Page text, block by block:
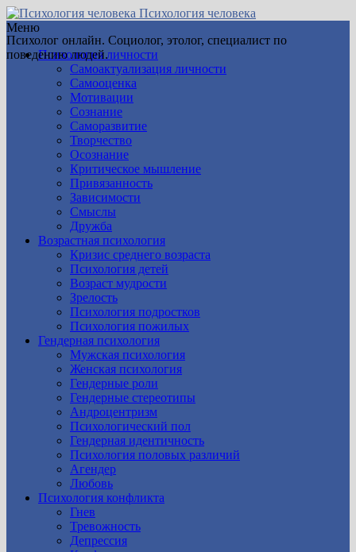
Психология человека
Психолог онлайн. Социолог, этолог, специалист по
поведению людей.
Меню
Психология личности
Самоактуализация личности
Самооценка
Мотивации
Сознание
Саморазвитие
Творчество
Осознание
Критическое мышление
Привязанность
Зависимости
Смыслы
Дружба
Возрастная психология
Кризис среднего возраста
Психология детей
Возраст мудрости
Зрелость
Психология подростков
Психология пожилых
Гендерная психология
Мужская психология
Женская психология
Гендерные роли
Гендерные стереотипы
Андроцентризм
Психологический пол
Гендерная идентичность
Психология половых различий
Агендер
Любовь
Психология конфликта
Гнев
Тревожность
Депрессия